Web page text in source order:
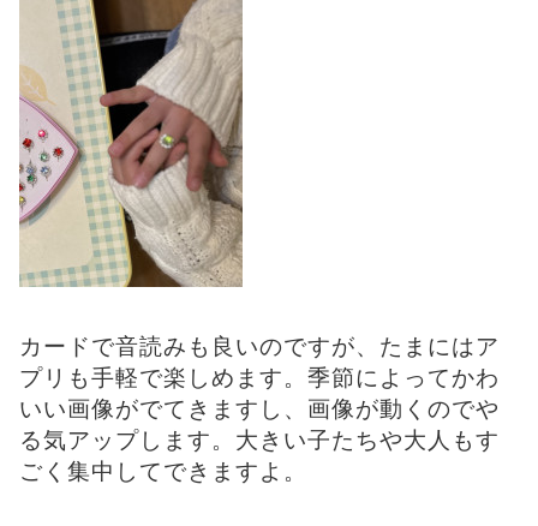
カードで音読みも良いのですが、たまにはア
プリも手軽で楽しめます。季節によってかわ
いい画像がでてきますし、画像が動くのでや
る気アップします。大きい子たちや大人もす
ごく集中してできますよ。